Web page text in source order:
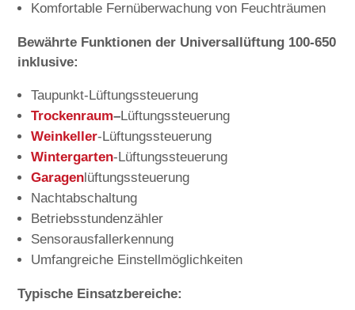
Komfortable Fernüberwachung von Feuchträumen
Bewährte Funktionen der Universallüftung 100-650
inklusive:
Taupunkt-Lüftungssteuerung
Trockenraum–Lüftungssteuerung
Weinkeller-Lüftungssteuerung
Wintergarten-Lüftungssteuerung
Garagenlüftungssteuerung
Nachtabschaltung
Betriebsstundenzähler
Sensorausfallerkennung
Umfangreiche Einstellmöglichkeiten
Typische Einsatzbereiche: